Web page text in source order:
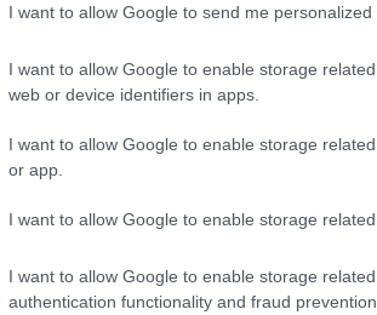
I want to allow Google to send me personalized
I want to allow Google to enable storage
web or device identifiers in apps.
I want to allow Google to enable storage
or app.
I want to allow Google to enable storage
I want to allow Google to enable storage
authentication functionality and fraud